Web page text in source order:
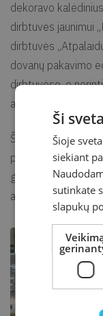
dekoravo
dirbtuvės jaunimui
dirbtuvės
dovanų pakavimo
dirbtuvėse, o
atviruką tai galėjo
Šventinę
pasirodymus atliko
grupe, Irmantas
akordeonininkų
Ši
Šioje
siekiant
sutinkate
slapukų